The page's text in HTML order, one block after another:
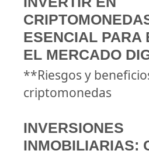
ESENCIAL PARA
EL MERCADO
**Riesgos y
criptomonedas
INVERSIONES
INMOBILIARIAS: